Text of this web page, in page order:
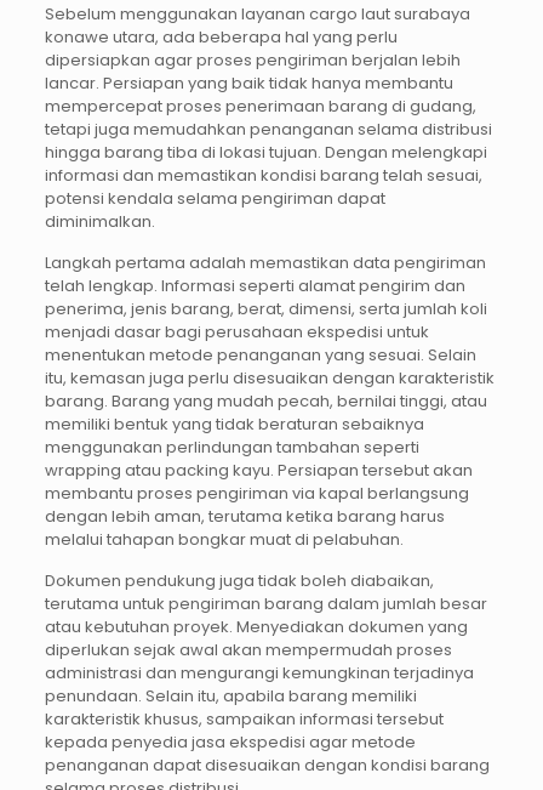
Sebelum menggunakan layanan cargo laut surabaya
konawe utara, ada beberapa hal yang perlu
dipersiapkan agar proses pengiriman berjalan lebih
lancar. Persiapan yang baik tidak hanya membantu
mempercepat proses penerimaan barang di gudang,
tetapi juga memudahkan penanganan selama distribusi
hingga barang tiba di lokasi tujuan. Dengan melengkapi
informasi dan memastikan kondisi barang telah sesuai,
potensi kendala selama pengiriman dapat
diminimalkan.
Langkah pertama adalah memastikan data pengiriman
telah lengkap. Informasi seperti alamat pengirim dan
penerima, jenis barang, berat, dimensi, serta jumlah koli
menjadi dasar bagi perusahaan ekspedisi untuk
menentukan metode penanganan yang sesuai. Selain
itu, kemasan juga perlu disesuaikan dengan karakteristik
barang. Barang yang mudah pecah, bernilai tinggi, atau
memiliki bentuk yang tidak beraturan sebaiknya
menggunakan perlindungan tambahan seperti
wrapping atau packing kayu. Persiapan tersebut akan
membantu proses pengiriman via kapal berlangsung
dengan lebih aman, terutama ketika barang harus
melalui tahapan bongkar muat di pelabuhan.
Dokumen pendukung juga tidak boleh diabaikan,
terutama untuk pengiriman barang dalam jumlah besar
atau kebutuhan proyek. Menyediakan dokumen yang
diperlukan sejak awal akan mempermudah proses
administrasi dan mengurangi kemungkinan terjadinya
penundaan. Selain itu, apabila barang memiliki
karakteristik khusus, sampaikan informasi tersebut
kepada penyedia jasa ekspedisi agar metode
penanganan dapat disesuaikan dengan kondisi barang